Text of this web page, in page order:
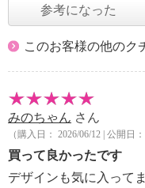
参考になった
このお客様の他のク
みのちゃん さん
（購入日： 2026/06/12 | 公開日：
買って良かったです
デザインも気に入って